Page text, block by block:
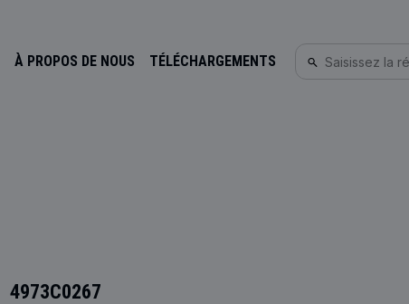
À PROPOS DE NOUS TÉLÉCHARGEMENTS
4973C0267